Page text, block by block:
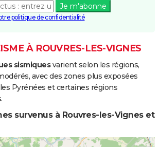
Je m'abonne
politique de confidentialité
À ROUVRES-LES-VIGNES
sismiquesvarient selon les régions,
avec des zones plus exposées
Pyrénées et certaines régions
survenus à Rouvres-les-Vignes et